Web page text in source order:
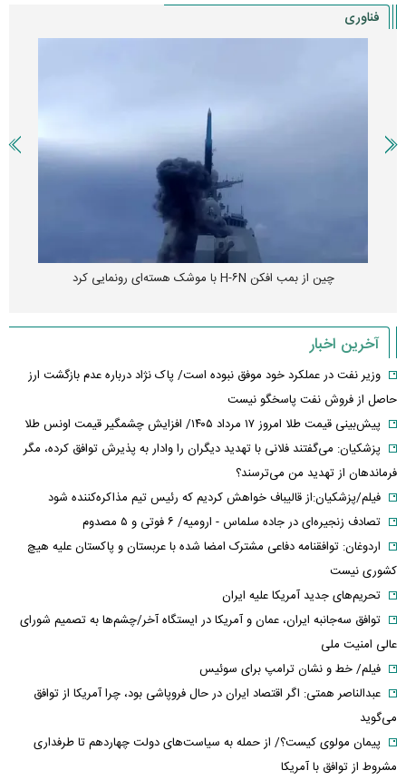
فناوری
چین از بمب افکن H-۶N با موشک هسته‌ای رونمایی کرد
آخرین اخبار
وزیر نفت در عملکرد خود موفق نبوده است/ پاک نژاد درباره عدم بازگشت ارز
حاصل از فروش نفت پاسخگو نیست
پیش‌بینی قیمت طلا امروز ۱۷ مرداد ۱۴۰۵/ افزایش چشمگیر قیمت اونس طلا
پزشکیان: می‌گفتند فلانی با تهدید دیگران را وادار به پذیرش توافق کرده، مگر
فرماندهان از تهدید من می‌ترسند؟
فیلم/پزشکیان:از قالیباف خواهش کردیم که رئیس تیم مذاکره‌کننده شود
تصادف زنجیره‌ای در جاده سلماس - ارومیه/ ۶ فوتی و ۵ مصدوم
اردوغان: توافقنامه دفاعی مشترک امضا شده با عربستان و پاکستان علیه هیچ
کشوری نیست
تحریم‌های جدید آمریکا علیه ایران
توافق سه‌جانبه ایران، عمان و آمریکا در ایستگاه آخر/چشم‌ها به تصمیم شورای
عالی امنیت ملی
فیلم/ خط و نشان ترامپ برای سوئیس
عبدالناصر همتی: اگر اقتصاد ایران در حال فروپاشی بود، چرا آمریکا از توافق
می‌گوید
پیمان مولوی کیست؟/ از حمله به سیاست‌های دولت چهاردهم تا طرفداری
مشروط از توافق با آمریکا